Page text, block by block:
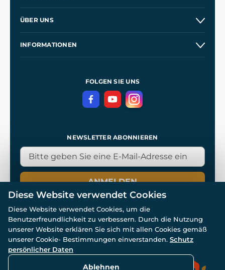
Kontakt
ÜBER UNS
INFORMATIONEN
DatenschutzerklärungFOLGEN SIE UNS
NEWSLETTER ABONNIEREN
ANMELDEN
© Alle Rechte vorbehalten. www.wulflund.de 2007-2026.
Powered by
Diese Website verwendet Cookies
Diese Website verwendet Cookies, um die
Benutzerfreundlichkeit zu verbessern. Durch die Nutzung
unserer Website erklären Sie sich mit allen Cookies gemäß
unserer Cookie- Bestimmungen einverstanden. Schutz
persönlicher Daten
Ablehnen